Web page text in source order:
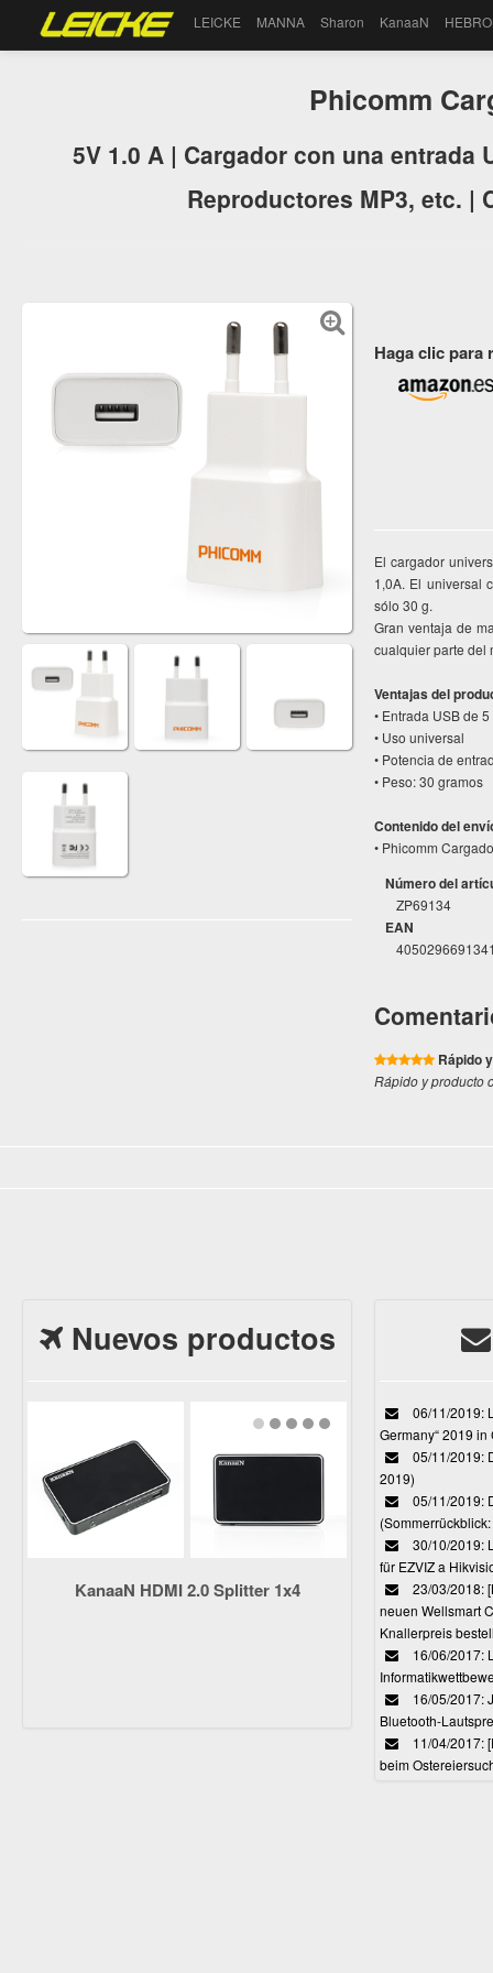
LEICKE MANNA Sharon KanaaN
Phicomm
5V 1.0 A | Cargador con una entrada
Reproductores MP3, etc. |
Haga clic para
El cargador
1,0A. El universal
sólo 30 g.
Gran ventaja de
cualquier parte del
Ventajas del
• Entrada USB de
• Uso universal
• Potencia de
• Peso: 30 gramos
Contenido del
• Phicomm
Número del
ZP69134
EAN
Rápido
Rápido y producto
Nuevos productos
KanaaN HDMI 2.0 Splitter 1x4
06/11/2019:
Germany“ 2019
05/11/2019:
2019)
05/11/2019:
30/10/2019:
für EZVIZ a
23/03/2018:
neuen Wellsmart
Knallerpreis
16/06/2017:
16/05/2017:
Bluetooth-
11/04/2017:
beim